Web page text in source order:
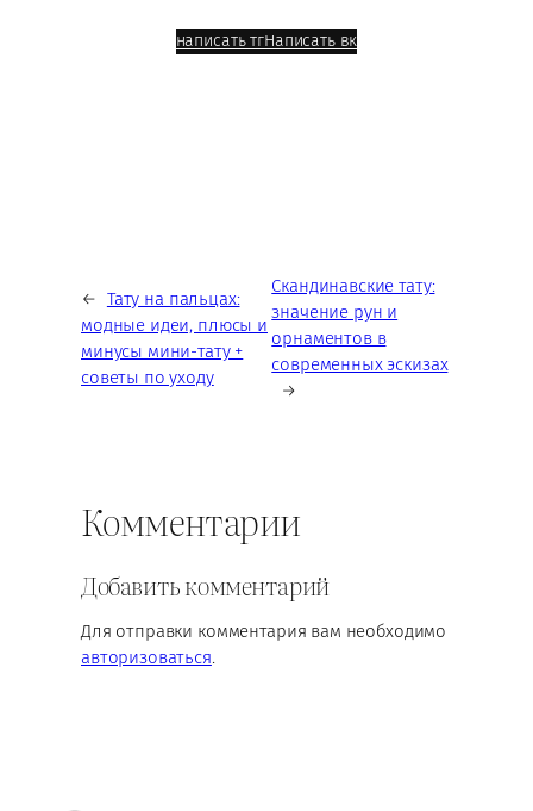
написать тгНаписать вк
← Тату на пальцах:
модные идеи, плюсы и
минусы мини-тату +
советы по уходу
Скандинавские тату:
значение рун и
орнаментов в
современных эскизах
→
Комментарии
Добавить комментарий
Для отправки комментария вам необходимо
авторизоваться.